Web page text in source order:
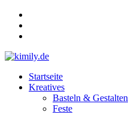
Zum
Inhalt
springen
kimily.de
Menü
Startseite
Kreatives
Basteln & Gestalten
Feste